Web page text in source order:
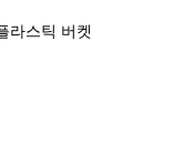
라스틱 버켓